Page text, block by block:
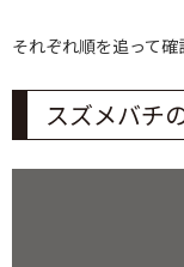
それぞれ順を追って確
スズメバチ